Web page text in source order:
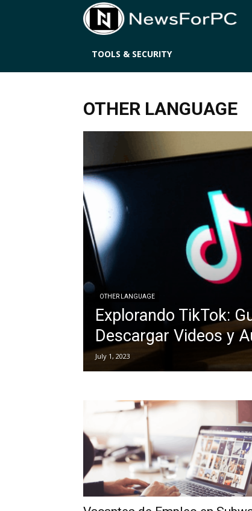
TOOLS & SECURITY
OTHER LANGUAGE
OTHER LANGUAGE
Explorando TikTok:
Descargar Videos y
July 1, 2023